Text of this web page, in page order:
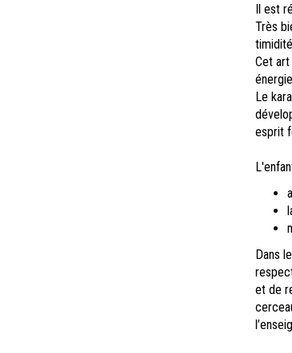
Il est
Très
Cet
Le
esprit
Dans
et de